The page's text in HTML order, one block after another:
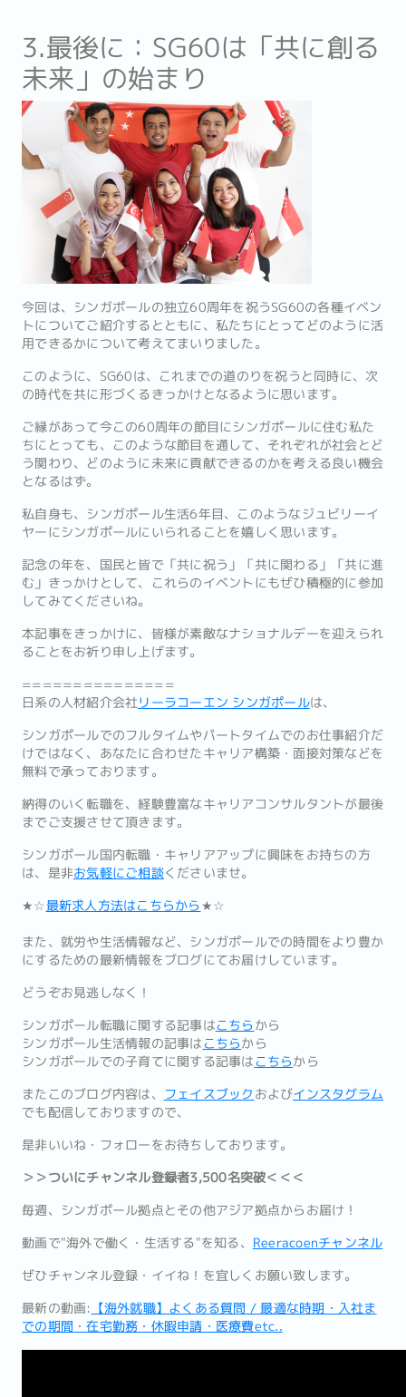
3.最後に：SG60は「共に創る
未来」の始まり
今回は、シンガポールの独立60周年を祝うSG60の各種イベン
トについてご紹介するとともに、私たちにとってどのように活
用できるかについて考えてまいりました。
このように、SG60は、これまでの道のりを祝うと同時に、次
の時代を共に形づくるきっかけとなるように思います。
ご縁があって今この60周年の節目にシンガポールに住む私た
ちにとっても、このような節目を通して、それぞれが社会とど
う関わり、どのように未来に貢献できるのかを考える良い機会
となるはず。
私自身も、シンガポール生活6年目、このようなジュビリーイ
ヤーにシンガポールにいられることを嬉しく思います。
記念の年を、国民と皆で「共に祝う」「共に関わる」「共に進
む」きっかけとして、これらのイベントにもぜひ積極的に参加
してみてくださいね。
本記事をきっかけに、皆様が素敵なナショナルデーを迎えられ
ることをお祈り申し上げます。
===============
日系の人材紹介会社リーラコーエン シンガポールは、
シンガポールでのフルタイムやパートタイムでのお仕事紹介だ
けではなく、あなたに合わせたキャリア構築・面接対策などを
無料で承っております。
納得のいく転職を、経験豊富なキャリアコンサルタントが最後
までご支援させて頂きます。
シンガポール国内転職・キャリアアップに興味をお持ちの方
は、是非お気軽にご相談くださいませ。
★☆最新求人方法はこちらから ★☆
また、就労や生活情報など、シンガポールでの時間をより豊か
にするための最新情報をブログにてお届けしています。
どうぞお見逃しなく！
シンガポール転職に関する記事はこちら から
シンガポール生活情報の記事はこちらから
シンガポールでの子育てに関する記事はこちらから
またこのブログ内容は、 フェイスブック およびインスタグラム
でも配信しておりますので、
是非いいね・フォローをお待ちしております。
＞＞ついにチャンネル登録者3,500名突破＜＜＜
毎週、シンガポール拠点とその他アジア拠点からお届け！
動画で"海外で働く・生活する"を知る、 Reeracoenチャンネル
ぜひチャンネル登録・イイね！を宜しくお願い致します。
最新の動画: 【海外就職】よくある質問 / 最適な時期・入社ま
での期間・在宅勤務・休暇申請・医療費etc..